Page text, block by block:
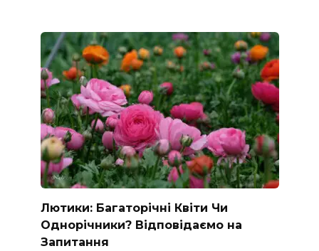
Лютики: Багаторічні Квіти Чи
Однорічники? Відповідаємо на
Запитання